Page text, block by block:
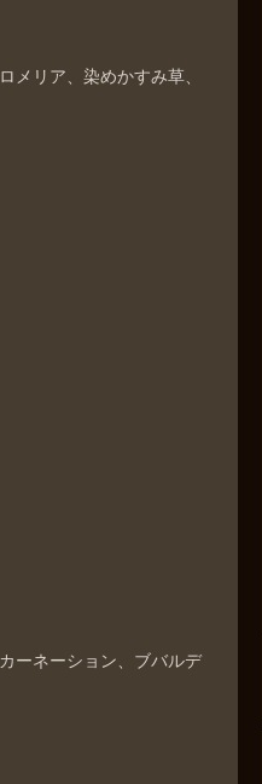
リア、染めかすみ草、
ーネーション、ブバルデ